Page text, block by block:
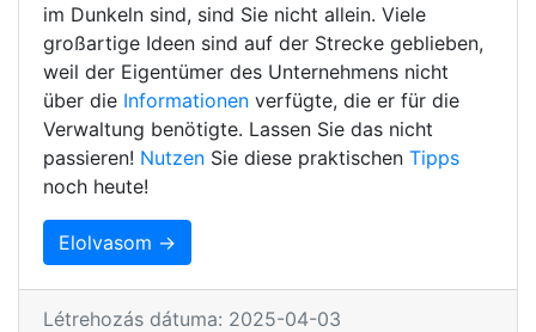
im Dunkeln sind, sind Sie nicht allein. Viele
großartige Ideen sind auf der Strecke geblieben,
weil der Eigentümer des Unternehmens nicht
über die Informationen verfügte, die er für die
Verwaltung benötigte. Lassen Sie das nicht
passieren! Nutzen Sie diese praktischen Tipps
noch heute!
Elolvasom →
Létrehozás dátuma: 2025-04-03